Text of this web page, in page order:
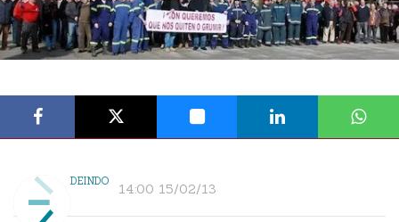
DEINDO 14:00 15/02/13